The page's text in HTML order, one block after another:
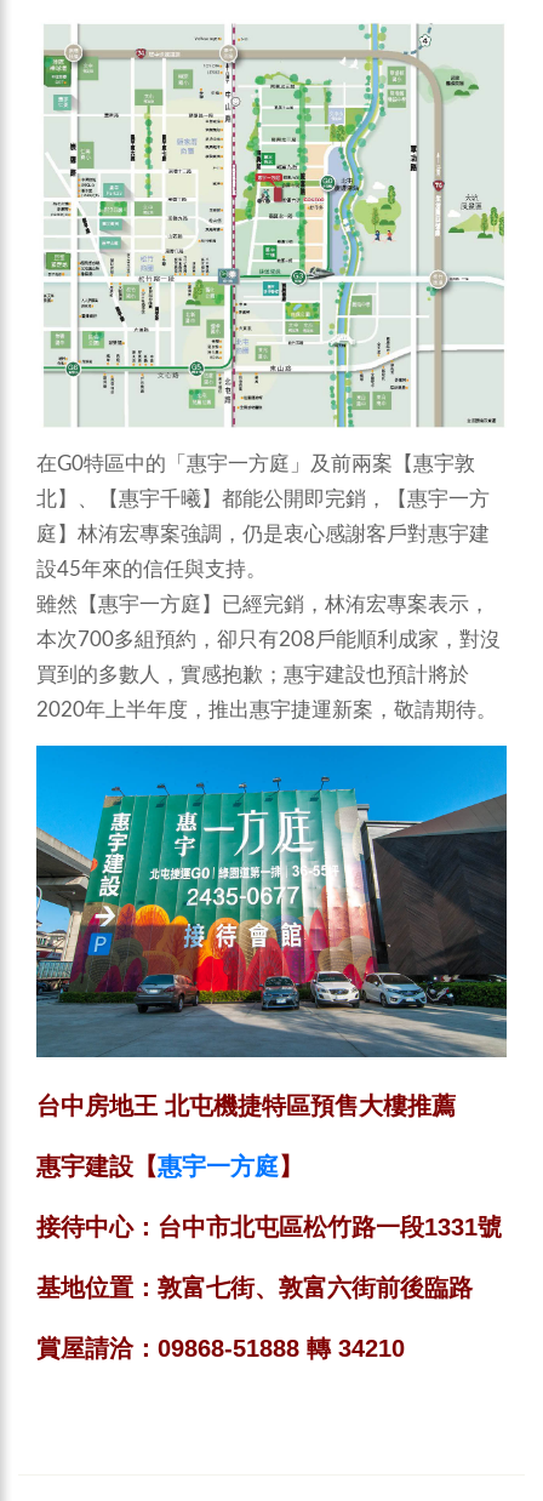
在G0特區中的「惠宇一方庭」及前兩案【惠宇敦
北】、【惠宇千曦】都能公開即完銷，【惠宇一方
庭】林洧宏專案強調，仍是衷心感謝客戶對惠宇建
設45年來的信任與支持。
雖然【惠宇一方庭】已經完銷，林洧宏專案表示，
本次700多組預約，卻只有208戶能順利成家，對沒
買到的多數人，實感抱歉；惠宇建設也預計將於
2020年上半年度，推出惠宇捷運新案，敬請期待。
台中房地王 北屯機捷特區預售大樓推薦
惠宇建設【惠宇一方庭】
接待中心：台中市北屯區松竹路一段1331號
基地位置：敦富七街、敦富六街前後臨路
賞屋請洽：09868-51888 轉 34210